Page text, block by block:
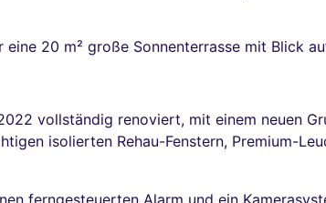
20 m² große Sonnenterrasse mit Blick
vollständig renoviert, mit einem neuen
isolierten Rehau-Fenstern, Premium-